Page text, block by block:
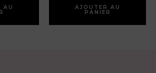
AU AJOUTER AU
PANIER